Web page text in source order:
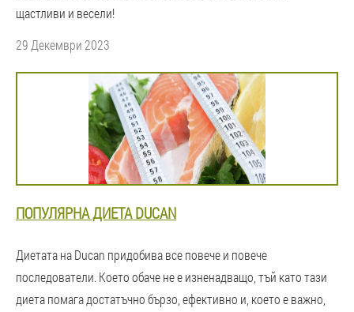
щастливи и весели!
29 Декември 2023
ПОПУЛЯРНА ДИЕТА DUCAN
Диетата на Ducan придобива все повече и повече
последователи. Което обаче не е изненадващо, тъй като тази
диета помага достатъчно бързо, ефективно и, което е важно,